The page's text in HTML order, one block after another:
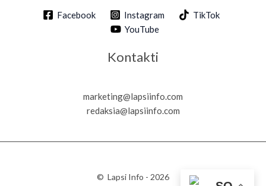
Facebook Instagram
TikTok
YouTube
Kontakti
marketing@lapsiinfo.com
redaksia@lapsiinfo.com
© Lapsi Info - 2026